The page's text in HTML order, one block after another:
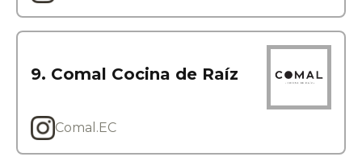
9. Comal Cocina de Raíz
Comal.EC